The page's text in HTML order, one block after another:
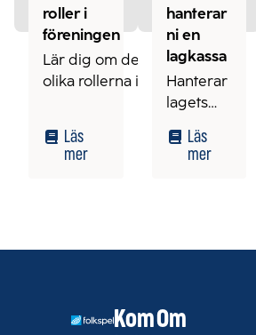
roller i
föreningen
Lär dig om de
olika rollerna i en
och uppgifter
Läs
mer
hanterar
ni en
lagkassa
Hanterar
lagets
på ett
Läs
mer
KomOm